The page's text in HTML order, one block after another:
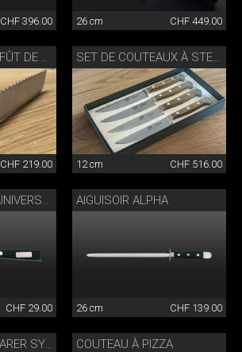
CHF 396.00 26 cm CHF 449.00
CHF 219.00 12 cm CHF 516.00
GÜDE COUTEAU UNIVERSEL
CHF 29.00
AIGUISOIR ALPHA
26 cm CHF 139.00
COUTEAU À PIZZA